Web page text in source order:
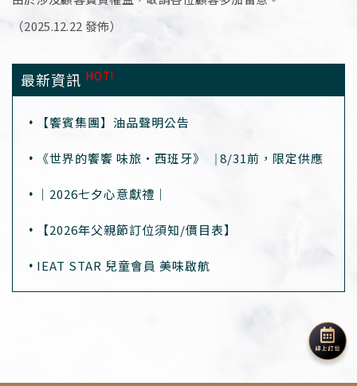
（2025.12.22 發佈）
最新資訊 HOT!
【饗賓集團】油品聲明公告
《世界的饗饗 味旅・西班牙》⎹ 8/31前，限定供應
｜2026七夕心意獻禮｜
【2026年父親節訂位須知/價目表】
IEAT STAR 兒童會員 美味啟航